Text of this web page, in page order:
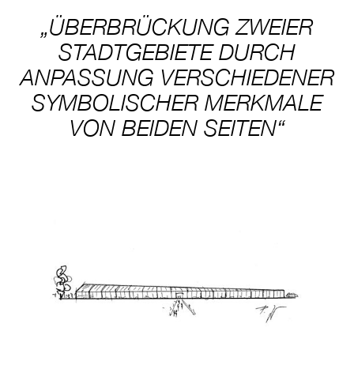
„ÜBERBRÜCKUNG ZWEIER
STADTGEBIETE DURCH
ANPASSUNG VERSCHIEDENER
SYMBOLISCHER MERKMALE
VON BEIDEN SEITEN“